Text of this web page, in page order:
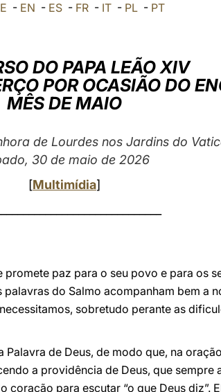
- EN - ES - FR - IT - PL - PT
DO PAPA LEÃO XIV
POR OCASIÃO DO
MÊS DE MAIO
de Lourdes nos Jardins do
30 de maio de 2026
[Multimídia]
paz para o seu povo e para os
palavras do Salmo acompanham bem a
sobretudo perante as
de Deus, de modo que, na
a providência de Deus, que sempre
para escutar “o que Deus diz”.